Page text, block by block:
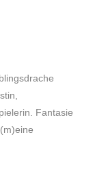
Fantasie